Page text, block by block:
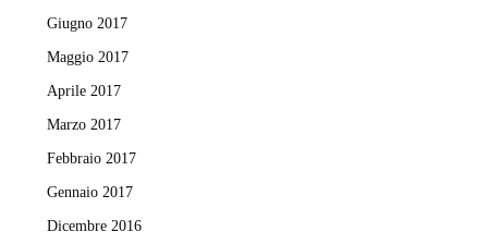
Giugno 2017
Maggio 2017
Aprile 2017
Marzo 2017
Febbraio 2017
Gennaio 2017
Dicembre 2016